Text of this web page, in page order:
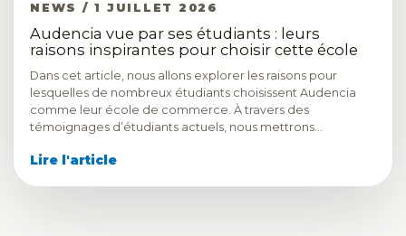
NEWS / 1 JUILLET 2026
Audencia vue par ses étudiants : leurs
raisons inspirantes pour choisir cette école
Dans cet article, nous allons explorer les raisons pour
lesquelles de nombreux étudiants choisissent Audencia
comme leur école de commerce. À travers des
témoignages d’étudiants actuels, nous mettrons…
Lire l'article